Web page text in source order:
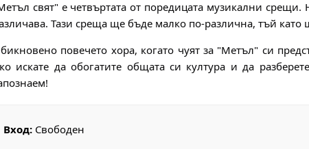
свят" e четвъртата от поредицата музикални
Тази среща ще бъде малко по-различна, тъй
повечето хора, когато чуят за "Метъл" си
искате да обогатите общата си култура и да
Вход: Свободен